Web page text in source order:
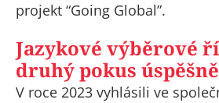
projekt “Going Global”.
Jazykové výběrové
druhý pokus
V roce 2023 vyhlásili ve